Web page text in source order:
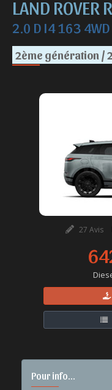
LAND
2.0 D I4 163 4WD
2ème génération /
27 Avis
Pour info...